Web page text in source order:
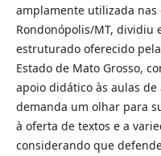
amplamente utilizada nas
Rondonópolis/MT, dividiu
estruturado oferecido
Estado de Mato Grosso,
apoio didático às aulas
demanda um olhar para
à oferta de textos e a
considerando que